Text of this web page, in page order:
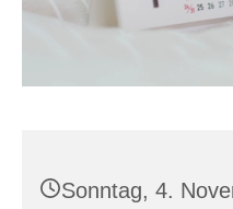
Sonntag, 4.